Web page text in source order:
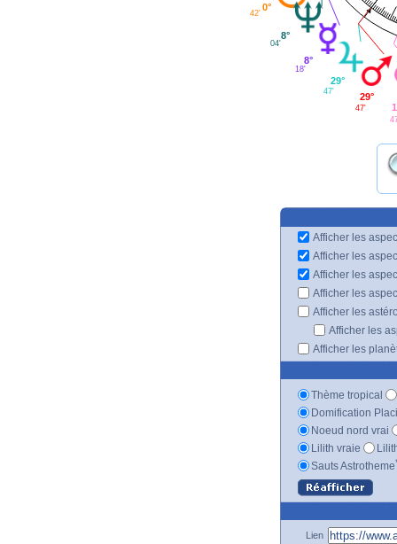
0°
42'
8°
04'
8°
18'
29°
47' 29°
47'
Afficher les
Afficher les
Afficher les
Afficher les
Afficher les
Afficher les
Afficher les
Thème tropical
Domification
Noeud nord vrai
Lilith vraie
Sauts Astrotheme
Lien